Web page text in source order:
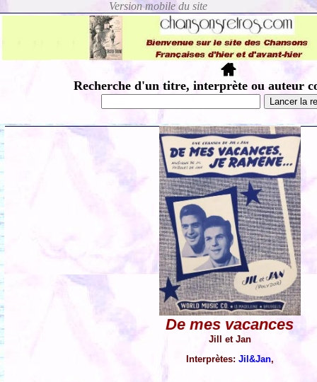
Recherche d'un titre, interprète ou auteur
De mes vacances
Jill et Jan
Interprètes: Jil&Jan,